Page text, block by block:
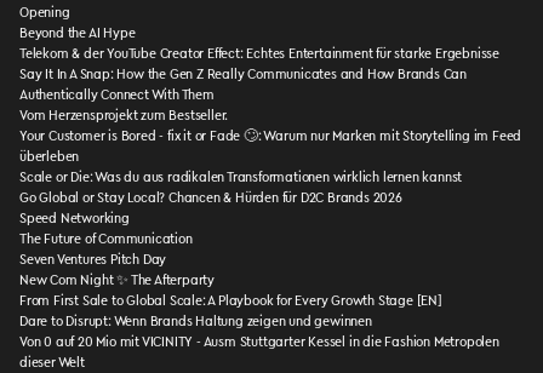
Opening
Beyond the AI Hype
Telekom & der YouTube Creator Effect: Echtes Entertainment für starke Ergebnisse
Say It In A Snap: How the Gen Z Really Communicates and How Brands Can
Authentically Connect With Them
Vom Herzensprojekt zum Bestseller.
Your Customer is Bored - fix it or Fade 🙄: Warum nur Marken mit Storytelling im Feed
überleben
Scale or Die: Was du aus radikalen Transformationen wirklich lernen kannst
Go Global or Stay Local? Chancen & Hürden für D2C Brands 2026
Speed Networking
The Future of Communication
Seven Ventures Pitch Day
New Com Night ✨ The Afterparty
From First Sale to Global Scale: A Playbook for Every Growth Stage [EN]
Dare to Disrupt: Wenn Brands Haltung zeigen und gewinnen
Von 0 auf 20 Mio mit VICINITY - Ausm Stuttgarter Kessel in die Fashion Metropolen
dieser Welt